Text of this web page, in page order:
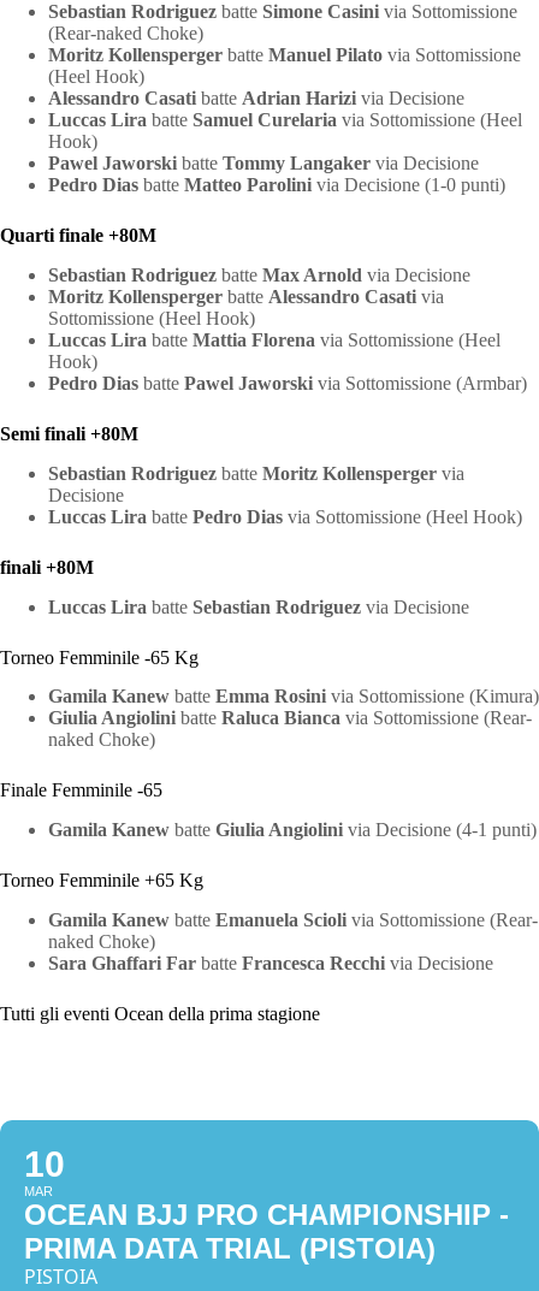
Sebastian Rodriguez batte Simone Casini via Sottomissione
(Rear-naked Choke)
Moritz Kollensperger batte Manuel Pilato via Sottomissione
(Heel Hook)
Alessandro Casati batte Adrian Harizi via Decisione
Luccas Lira batte Samuel Curelaria via Sottomissione (Heel
Hook)
Pawel Jaworski batte Tommy Langaker via Decisione
Pedro Dias batte Matteo Parolini via Decisione (1-0 punti)
Quarti finale +80M
Sebastian Rodriguez batte Max Arnold via Decisione
Moritz Kollensperger batte Alessandro Casati via
Sottomissione (Heel Hook)
Luccas Lira batte Mattia Florena via Sottomissione (Heel
Hook)
Pedro Dias batte Pawel Jaworski via Sottomissione (Armbar)
Semi finali +80M
Sebastian Rodriguez batte Moritz Kollensperger via
Decisione
Luccas Lira batte Pedro Dias via Sottomissione (Heel Hook)
finali +80M
Luccas Lira batte Sebastian Rodriguez via Decisione
Torneo Femminile -65 Kg
Gamila Kanew batte Emma Rosini via Sottomissione (Kimura)
Giulia Angiolini batte Raluca Bianca via Sottomissione (Rear-
naked Choke)
Finale Femminile -65
Gamila Kanew batte Giulia Angiolini via Decisione (4-1 punti)
Torneo Femminile +65 Kg
Gamila Kanew batte Emanuela Scioli via Sottomissione (Rear-
naked Choke)
Sara Ghaffari Far batte Francesca Recchi via Decisione
Tutti gli eventi Ocean della prima stagione
10
MAR
OCEAN BJJ PRO CHAMPIONSHIP -
PRIMA DATA TRIAL (PISTOIA)
PISTOIA